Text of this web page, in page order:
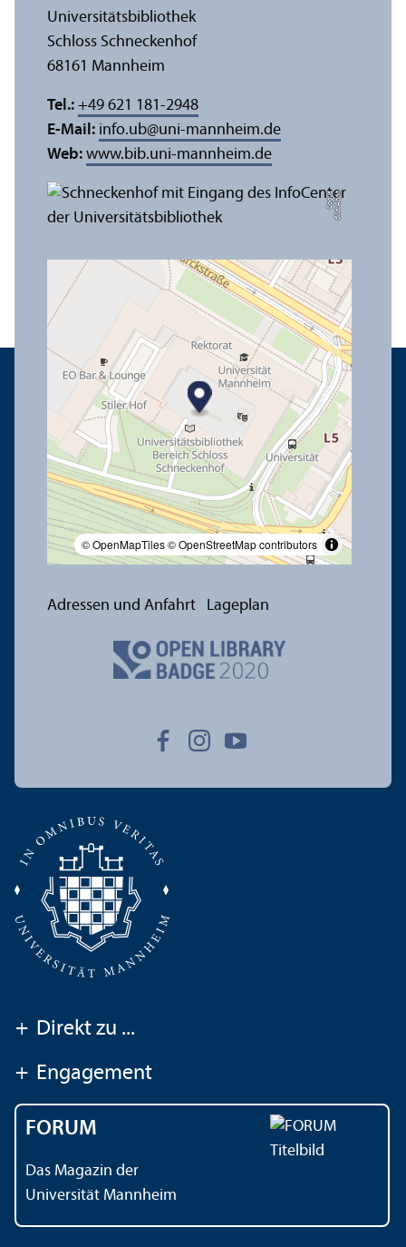
Bil
d:
A
n
n
a
L
o
g
u
e
© OpenMapTiles© OpenStreetMap contributors
Universitäts­bibliothek
Schloss Schneckenhof
68161 Mannheim
Tel.: +49 621 181-2948
E-Mail: info.ub@uni-mannheim.de
Web: www.bib.uni-mannheim.de
Adressen und Anfahrt Lageplan
+ Direkt zu ...
+ Engagement
FORUM
Das Magazin der
Universität Mannheim